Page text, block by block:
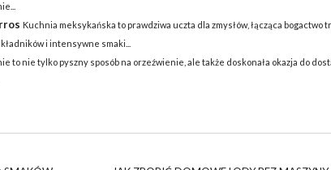
Kuchnia meksykańska to prawdziwa uczta dla zmysłów, łącząca
i intensywne smaki...
to nie tylko pyszny sposób na orzeźwienie, ale także doskonała okazja do